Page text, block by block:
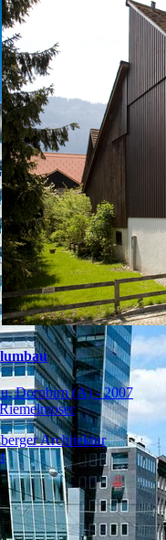
Dornbirn (A) - 2007
Architektur